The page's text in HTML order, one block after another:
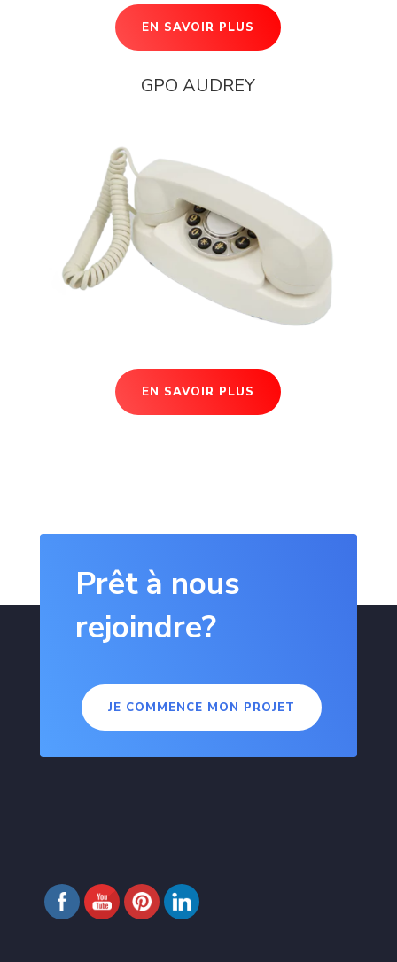
EN SAVOIR PLUS
GPO AUDREY
EN SAVOIR PLUS
Prêt à nous
rejoindre?
JE COMMENCE MON PROJET